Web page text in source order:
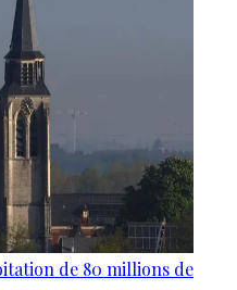
de 80 millions de